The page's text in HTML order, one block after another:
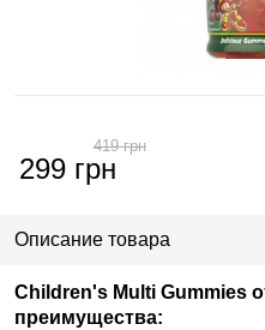
299 грн
419грн
Описание товара
Children's Multi Gummies
преимущества: